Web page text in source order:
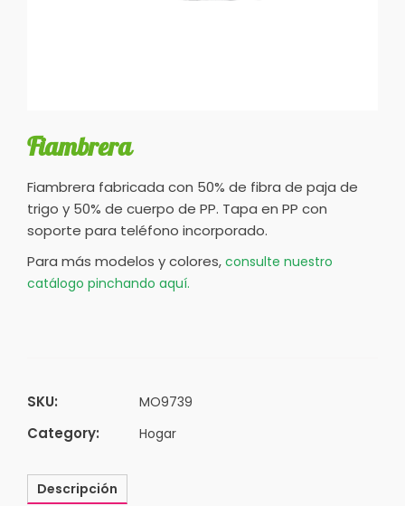
Fiambrera
Fiambrera fabricada con 50% de fibra de paja de
trigo y 50% de cuerpo de PP. Tapa en PP con
soporte para teléfono incorporado.
Para más modelos y colores, consulte nuestro
catálogo pinchando aquí.
SKU: MO9739
Category: Hogar
Descripción